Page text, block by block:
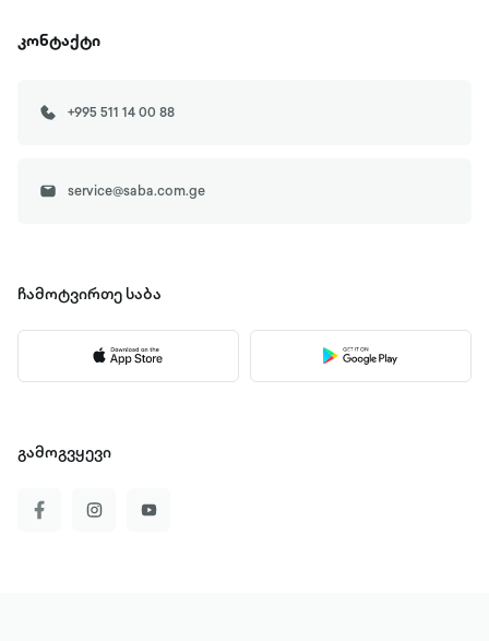
კონტაქტი
+995 511 14 00 88
service@saba.com.ge
ჩამოტვირთე საბა
გამოგვყევი